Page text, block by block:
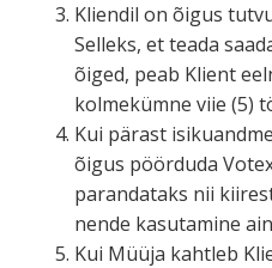
Kliendil on õigus
Selleks, et teada
õiged, peab Klient
kolme­kümne viie (5)
Kui pärast
õigus pöörduda
paran­dataks nii
nende kasutamine
Kui Müüja kahtleb